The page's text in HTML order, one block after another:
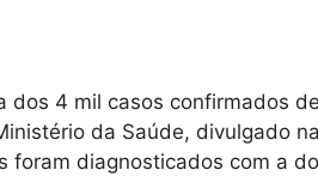
dos 4 mil casos confirmados
da Saúde, divulgado
foram diagnosticados com a